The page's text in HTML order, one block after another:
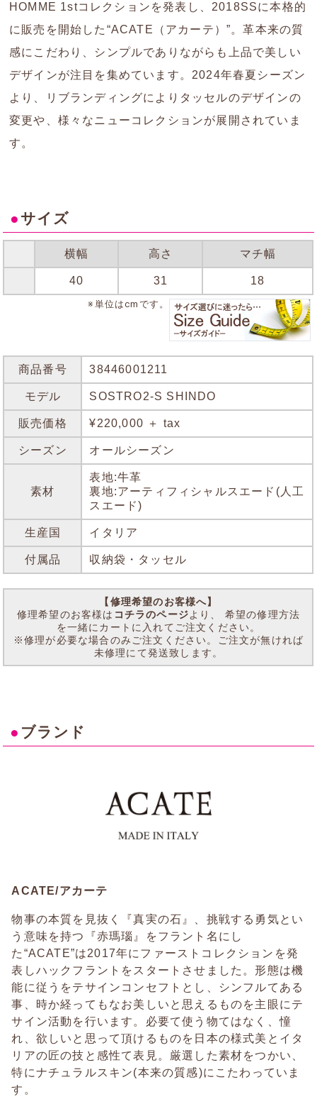
HOMME 1stコレクションを発表し、2018SSに本格的
に販売を開始した“ACATE（アカーテ）”。革本来の質
感にこだわり、シンプルでありながらも上品で美しい
デザインが注目を集めています。2024年春夏シーズン
より、リブランディングによりタッセルのデザインの
変更や、様々なニューコレクションが展開されていま
す。
● サイズ
横幅 高さ マチ幅
40 31 18
※単位はcmです。
商品番号 38446001211
モデル SOSTRO2-S SHINDO
販売価格 ¥220,000 ＋ tax
シーズン オールシーズン
素材
表地:牛革
裏地:アーティフィシャルスエード(人工
スエード)
生産国 イタリア
付属品 収納袋・タッセル
【修理希望のお客様へ】
修理希望のお客様は コチラのページより、 希望の修理方法
を一緒にカートに入れてご注文ください。
※修理が必要な場合のみご注文ください。ご注文が無ければ
未修理にて発送致します。
● ブランド
ACATE/アカーテ
物事の本質を見抜く『真実の石』、挑戦する勇気とい
う意味を持つ『赤瑪瑙』をフラント名にし
た“ACATE”は2017年にファーストコレクションを発
表しハックフラントをスタートさせました。形態は機
能に従うをテサインコンセフトとし、シンフルてある
事、時か経ってもなお美しいと思えるものを主眼にテ
サイン活動を行います。必要て使う物てはなく、憧
れ、欲しいと思って頂けるものを日本の様式美とイタ
リアの匠の技と感性て表見。厳選した素材をつかい、
特にナチュラルスキン(本来の質感)にこたわっていま
す。